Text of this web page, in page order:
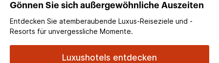
Gönnen Sie sich außergewöhnliche Auszeiten
Entdecken Sie atemberaubende Luxus-Reiseziele und -
Resorts für unvergessliche Momente.
Luxushotels entdecken